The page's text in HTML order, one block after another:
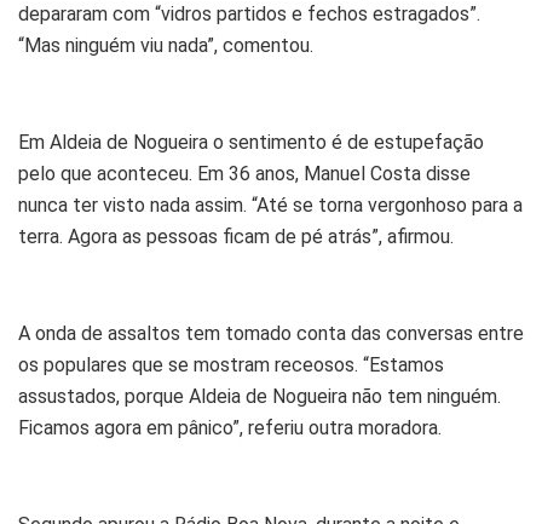
depararam com “vidros partidos e fechos estragados”.
“Mas ninguém viu nada”, comentou.
Em Aldeia de Nogueira o sentimento é de estupefação
pelo que aconteceu. Em 36 anos, Manuel Costa disse
nunca ter visto nada assim. “Até se torna vergonhoso para a
terra. Agora as pessoas ficam de pé atrás”, afirmou.
A onda de assaltos tem tomado conta das conversas entre
os populares que se mostram receosos. “Estamos
assustados, porque Aldeia de Nogueira não tem ninguém.
Ficamos agora em pânico”, referiu outra moradora.